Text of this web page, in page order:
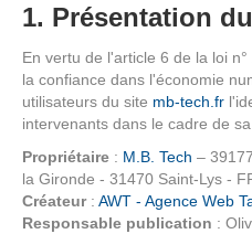
1. Présentation
En vertu de l'article 6 de la loi
la confiance dans l'économie
utilisateurs du site mb-tech.fr
intervenants dans le cadre de
Propriétaire : M.B. Tech –
la Gironde - 31470 Saint-Lys -
Créateur: AWT - Agence Web
Responsable publication :